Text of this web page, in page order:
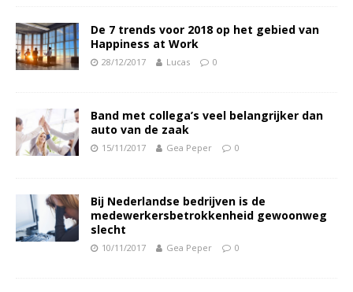
De 7 trends voor 2018 op het gebied van
Happiness at Work
28/12/2017 Lucas 0
Band met collega’s veel belangrijker dan
auto van de zaak
15/11/2017 Gea Peper 0
Bij Nederlandse bedrijven is de
medewerkersbetrokkenheid gewoonweg
slecht
10/11/2017 Gea Peper 0